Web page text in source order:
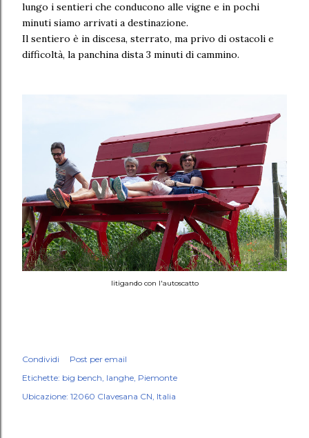
lungo i sentieri che conducono alle vigne e in pochi
minuti siamo arrivati a destinazione.
Il sentiero è in discesa, sterrato, ma privo di ostacoli e
difficoltà, la panchina dista 3 minuti di cammino.
litigando con l'autoscatto
Condividi
Post per email
Etichette: big bench langhe Piemonte
Ubicazione: 12060 Clavesana CN, Italia